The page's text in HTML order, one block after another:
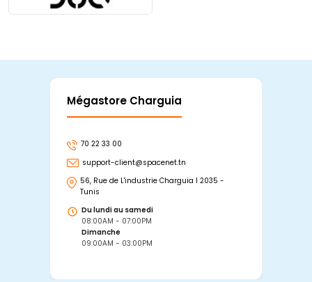
Mégastore Charguia
70 22 33 00
support-client@spacenet.tn
56, Rue de L'industrie Charguia I 2035 -
Tunis
Du lundi au samedi
08:00AM - 07:00PM
Dimanche
09:00AM - 03:00PM